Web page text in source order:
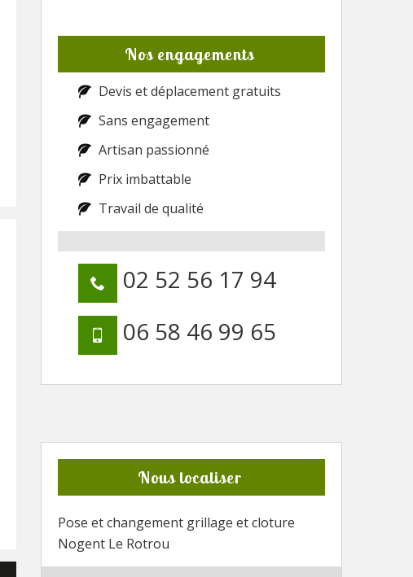
Nos engagements
Devis et déplacement gratuits
Sans engagement
Artisan passionné
Prix imbattable
Travail de qualité
02 52 56 17 94
06 58 46 99 65
Nous localiser
Pose et changement grillage et cloture
Nogent Le Rotrou